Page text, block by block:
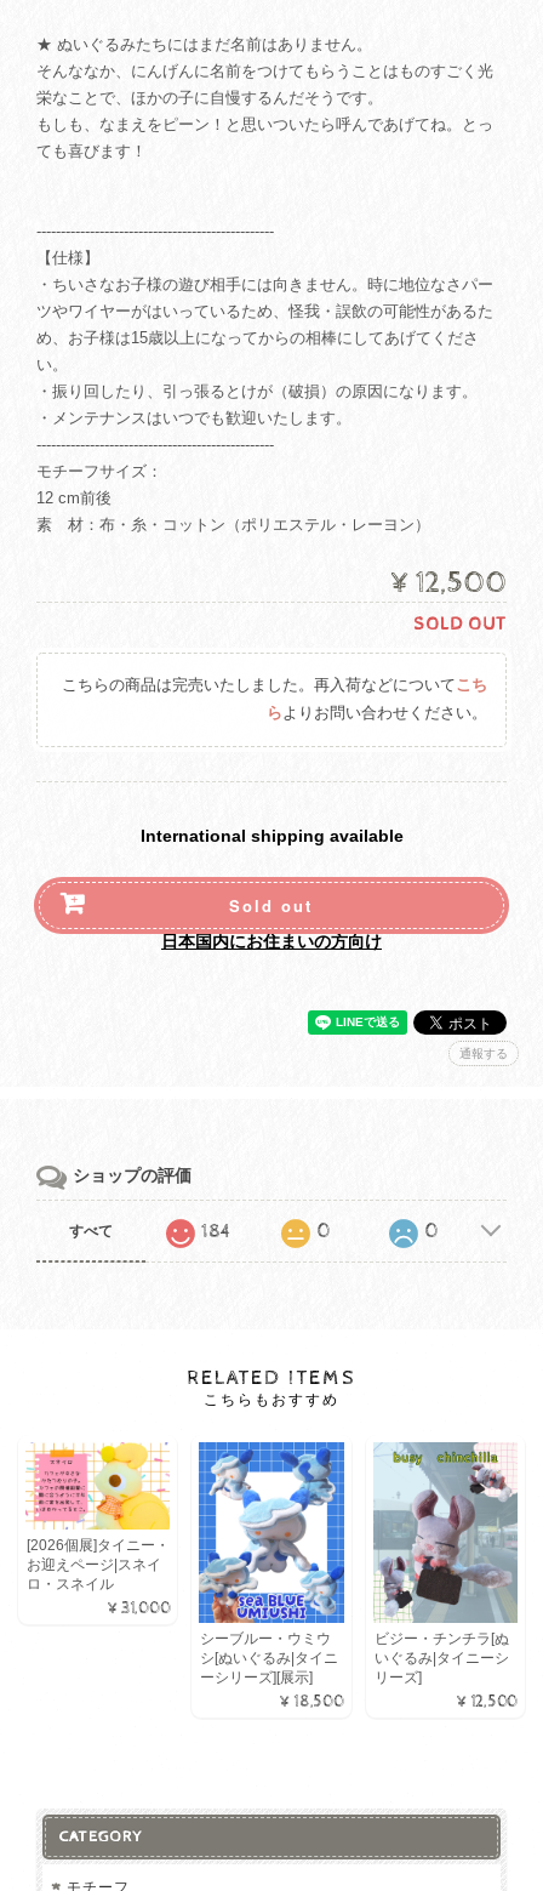
★ ぬいぐるみたちにはまだ名前はありません。
そんななか、にんげんに名前をつけてもらうことはものすごく光
栄なことで、ほかの子に自慢するんだそうです。
もしも、なまえをピーン！と思いついたら呼んであげてね。とっ
ても喜びます！
-------------------------------------------------
【仕様】
・ちいさなお子様の遊び相手には向きません。時に地位なさパー
ツやワイヤーがはいっているため、怪我・誤飲の可能性があるた
め、お子様は15歳以上になってからの相棒にしてあげてくださ
い。
・振り回したり、引っ張るとけが（破損）の原因になります。
・メンテナンスはいつでも歓迎いたします。
-------------------------------------------------
モチーフサイズ：
12 cm前後
素 材：布・糸・コットン（ポリエステル・レーヨン）
¥12,500
SOLD OUT
こちらの商品は完売いたしました。再入荷などについてこち
らよりお問い合わせください。
International shipping available
Sold out
日本国内にお住まいの方向け
通報する
ショップの評価
すべて 184 0 0
RELATED ITEMS
こちらもおすすめ
[2026個展]タイニー・
お迎えページ|スネイ
ロ・スネイル
¥31,000
シーブルー・ウミウ
シ[ぬいぐるみ|タイニ
ーシリーズ][展示]
¥18,500
ビジー・チンチラ[ぬ
いぐるみ|タイニーシ
リーズ]
¥12,500
CATEGORY
モチーフ